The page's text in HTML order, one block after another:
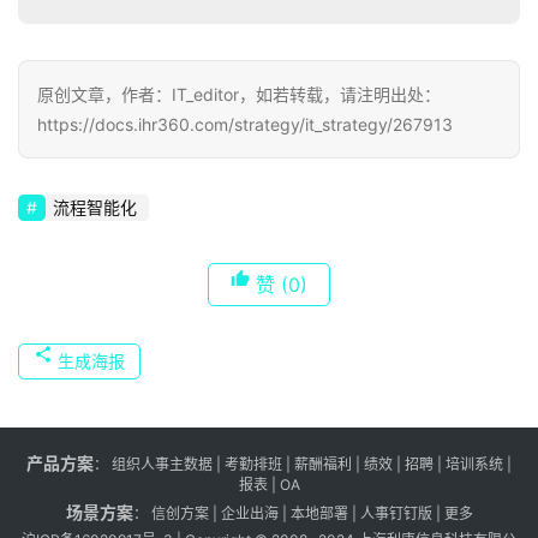
原创文章，作者：IT_editor，如若转载，请注明出处：
https://docs.ihr360.com/strategy/it_strategy/267913
流程智能化
赞 (0)
生成海报
产品方案： 组织人事主数据 考勤排班 薪酬福利 绩效 招聘 | 培训系统 |
报表
| OA
场景方案： 信创方案| 企业出海| 本地部署| 人事钉钉版
更多